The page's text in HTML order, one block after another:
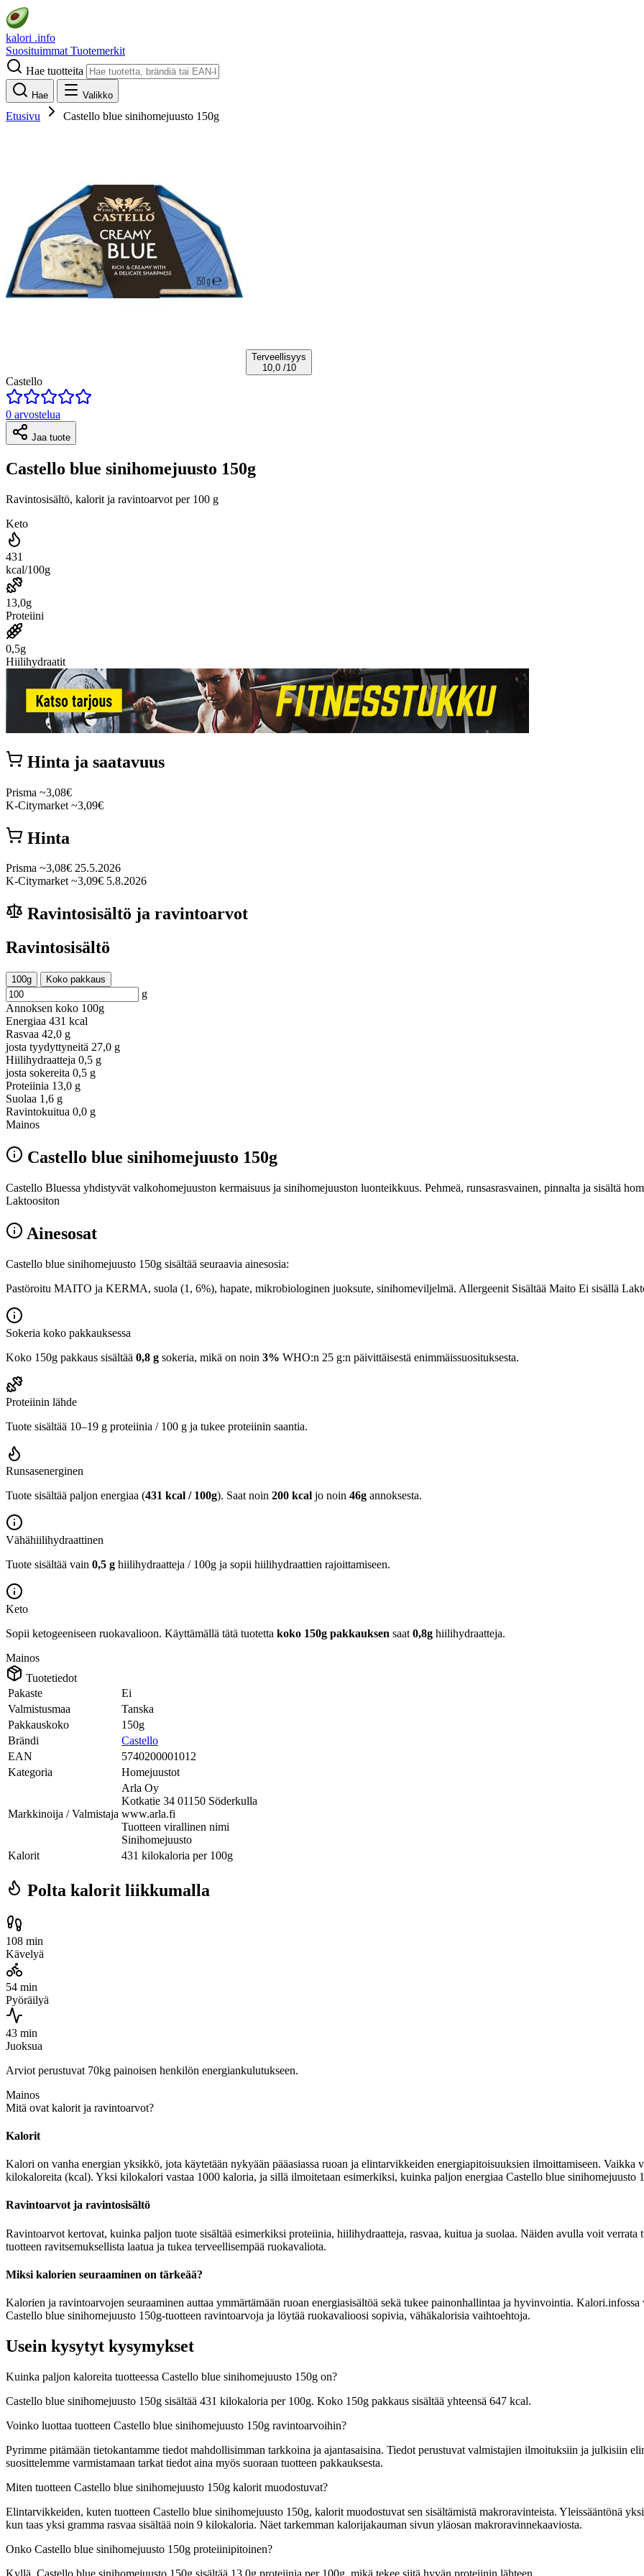
kalori .info
Suosituimmat Tuotemerkit
Hae tuotteita
Hae Valikko
Etusivu Castello blue sinihomejuusto 150g
Terveellisyys
10,0 /10
Castello
0 arvostelua
Jaa tuote
Castello blue sinihomejuusto 150g
Ravintosisältö, kalorit ja ravintoarvot per 100 g
Keto
431
kcal/100g
13,0g
Proteiini
0,5g
Hiilihydraatit
Hinta ja saatavuus
Prisma ~3,08€
K-Citymarket ~3,09€
Hinta
Prisma ~3,08€ 25.5.2026
K-Citymarket ~3,09€ 5.8.2026
Ravintosisältö ja ravintoarvot
Ravintosisältö
100g Koko pakkaus
g
Annoksen koko 100g
Energiaa 431 kcal
Rasvaa 42,0 g
josta tyydyttyneitä 27,0 g
Hiilihydraatteja 0,5 g
josta sokereita 0,5 g
Proteiinia 13,0 g
Suolaa 1,6 g
Ravintokuitua 0,0 g
Mainos
Castello blue sinihomejuusto 150g
Castello Bluessa yhdistyvät valkohomejuuston kermaisuus ja sinihomejuuston luonteikkuus. Pehmeä, runsasrasvainen, pinnalta ja sisältä
Laktoositon
Ainesosat
Castello blue sinihomejuusto 150g sisältää seuraavia ainesosia:
Pastöroitu MAITO ja KERMA, suola (1, 6%), hapate, mikrobiologinen juoksute, sinihomeviljelmä. Allergeenit Sisältää Maito Ei sisällä
Sokeria koko pakkauksessa
Koko 150g pakkaus sisältää 0,8 g sokeria, mikä on noin 3% WHO:n 25 g:n päivittäisestä enimmäissuosituksesta.
Proteiinin lähde
Tuote sisältää 10–19 g proteiinia / 100 g ja tukee proteiinin saantia.
Runsasenerginen
Tuote sisältää paljon energiaa (431 kcal / 100g). Saat noin 200 kcal jo noin 46g annoksesta.
Vähähiilihydraattinen
Tuote sisältää vain 0,5 g hiilihydraatteja / 100g ja sopii hiilihydraattien rajoittamiseen.
Keto
Sopii ketogeeniseen ruokavalioon. Käyttämällä tätä tuotetta koko 150g pakkauksen saat 0,8g hiilihydraatteja.
Mainos
Tuotetiedot
Pakaste
Ei
Valmistusmaa
Tanska
Pakkauskoko
150g
Brändi
Castello
EAN
5740200001012
Kategoria
Homejuustot
Markkinoija / Valmistaja
Arla Oy
Kotkatie 34 01150 Söderkulla
www.arla.fi
Tuotteen virallinen nimi
Sinihomejuusto
Kalorit
431 kilokaloria per 100g
Polta kalorit liikkumalla
108 min
Kävelyä
54 min
Pyöräilyä
43 min
Juoksua
Arviot perustuvat 70kg painoisen henkilön energiankulutukseen.
Mainos
Mitä ovat kalorit ja ravintoarvot?
Kalorit
Kalori on vanha energian yksikkö, jota käytetään nykyään pääasiassa ruoan ja elintarvikkeiden energiapitoisuuksien ilmoittamiseen.
kilokaloreita (kcal). Yksi kilokalori vastaa 1000 kaloria, ja sillä ilmoitetaan esimerkiksi, kuinka paljon energiaa Castello blue sinihomejuusto
Ravintoarvot ja ravintosisältö
Ravintoarvot kertovat, kuinka paljon tuote sisältää esimerkiksi proteiinia, hiilihydraatteja, rasvaa, kuitua ja suolaa. Näiden avulla voit
tuotteen ravitsemuksellista laatua ja tukea terveellisempää ruokavaliota.
Miksi kalorien seuraaminen on tärkeää?
Kalorien ja ravintoarvojen seuraaminen auttaa ymmärtämään ruoan energiasisältöä sekä tukee painonhallintaa ja hyvinvointia.
Castello blue sinihomejuusto 150g-tuotteen ravintoarvoja ja löytää ruokavalioosi sopivia, vähäkalorisia vaihtoehtoja.
Usein kysytyt kysymykset
Kuinka paljon kaloreita tuotteessa Castello blue sinihomejuusto 150g on?
Castello blue sinihomejuusto 150g sisältää 431 kilokaloria per 100g. Koko 150g pakkaus sisältää yhteensä 647 kcal.
Voinko luottaa tuotteen Castello blue sinihomejuusto 150g ravintoarvoihin?
Pyrimme pitämään tietokantamme tiedot mahdollisimman tarkkoina ja ajantasaisina. Tiedot perustuvat valmistajien ilmoituksiin ja julkisiin
suosittelemme varmistamaan tarkat tiedot aina myös suoraan tuotteen pakkauksesta.
Miten tuotteen Castello blue sinihomejuusto 150g kalorit muodostuvat?
Elintarvikkeiden, kuten tuotteen Castello blue sinihomejuusto 150g, kalorit muodostuvat sen sisältämistä makroravinteista. Yleissääntönä
kun taas yksi gramma rasvaa sisältää noin 9 kilokaloria. Näet tarkemman kalorijakauman sivun yläosan makroravinnekaaviosta.
Onko Castello blue sinihomejuusto 150g proteiinipitoinen?
Kyllä, Castello blue sinihomejuusto 150g sisältää 13,0g proteiinia per 100g, mikä tekee siitä hyvän proteiinin lähteen.